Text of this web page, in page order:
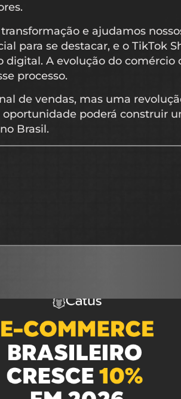
e ajudamos
para se destacar, e o TikTok
A evolução do
processo.
de vendas, mas uma
poderá construir
Brasil.